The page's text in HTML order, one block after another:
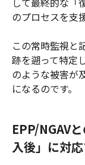
のプロセスを支
この常時監視と
跡を遡って特定
のような被害が
になるのです。
EPP/NGAV
入後」に対